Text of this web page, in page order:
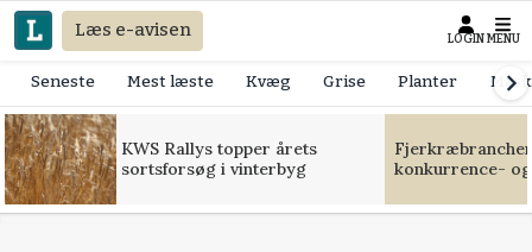
Læs e-avisen LOGIN MENU
Seneste Mest læste Kvæg Grise Planter
KWS Rallys topper årets
sortsforsøg i vinterbyg
konkurrence-